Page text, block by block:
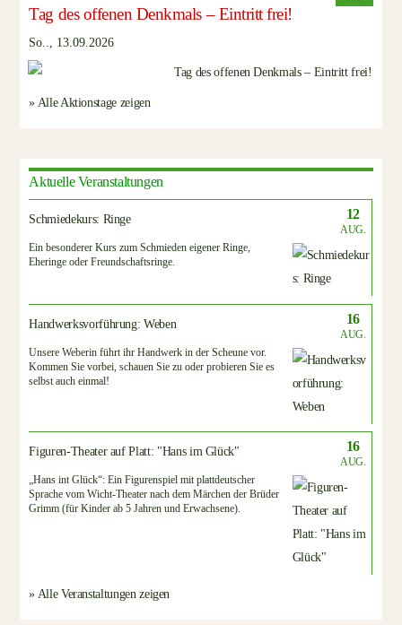
Tag des offenen Denkmals – Eintritt frei!
So.., 13.09.2026
» Alle Aktionstage zeigen
Aktuelle Veranstaltungen
Schmiedekurs: Ringe 12
AUG.
Ein besonderer Kurs zum Schmieden eigener Ringe,
Eheringe oder Freundschaftsringe.
Handwerksvorführung: Weben 16
AUG.
Unsere Weberin führt ihr Handwerk in der Scheune vor.
Kommen Sie vorbei, schauen Sie zu oder probieren Sie es
selbst auch einmal!
Figuren-Theater auf Platt: "Hans im Glück" 16
AUG.
„Hans int Glück“: Ein Figurenspiel mit plattdeutscher
Sprache vom Wicht-Theater nach dem Märchen der Brüder
Grimm (für Kinder ab 5 Jahren und Erwachsene).
» Alle Veranstaltungen zeigen